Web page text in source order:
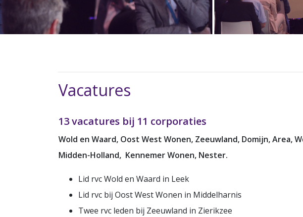
Vacatures
13 vacatures bij 11 corporaties
Wold en Waard, Oost West Wonen, Zeeuwland, Domijn,
Midden-Holland, Kennemer Wonen, Nester.
Lid rvc Wold en Waard in Leek
Lid rvc bij Oost West Wonen in Middelharnis
Twee rvc leden bij Zeeuwland in Zierikzee